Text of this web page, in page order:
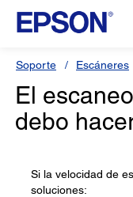
Soporte Escáneres
El
debo
Si la velocidad de
soluciones: